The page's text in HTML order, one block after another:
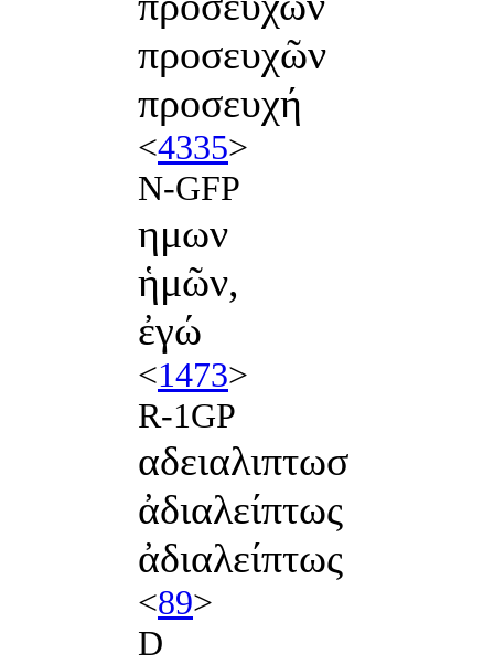
προσευχῶν
προσευχή
<4335>
N-GFP
ημων
ἡμῶν,
ἐγώ
<1473>
R-1GP
αδειαλιπτωσ
ἀδιαλείπτως
ἀδιαλείπτως
<89>
D